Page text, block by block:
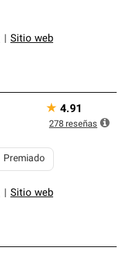
Sitio web
Sitio web
Premiado
★ 4.91
278 reseñas